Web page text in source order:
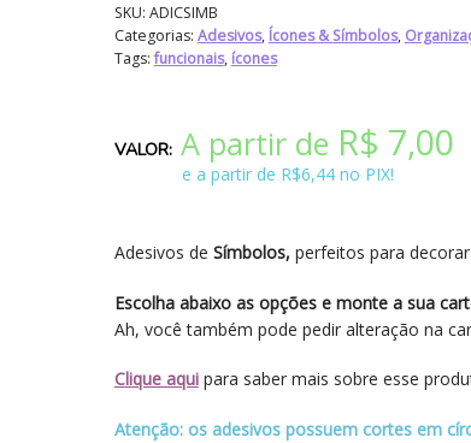
Adesivos de Símbolos, perfeitos para
Escolha abaixo as opções e monte a sua
Ah, você também pode pedir alteração na
Clique aquipara saber mais sobre esse
Atenção: os adesivos possuem cortes em
SKU: ADICSIMB
Categorias: Adesivos, Ícones & Símbolos,
Tags:funcionais,ícones
A partir de R$ 7,00
e a partir de R$6,44 no PIX!